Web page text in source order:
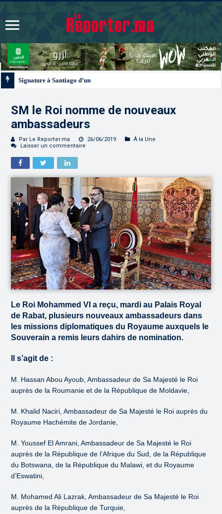
SM le Roi nomme de nouveaux
ambassadeurs
Par Le Reporter.ma 26/06/2019
À la Une
Laisser un commentaire
Le Roi Mohammed VI a reçu, mardi au Palais Royal
de Rabat, plusieurs nouveaux ambassadeurs dans
les missions diplomatiques du Royaume auxquels le
Souverain a remis leurs dahirs de nomination.
Il s’agit de :
M. Hassan Abou Ayoub, Ambassadeur de Sa Majesté le Roi
auprès de la Roumanie et de la République de Moldavie,
M. Khalid Naciri, Ambassadeur de Sa Majesté le Roi auprès du
Royaume Hachémite de Jordanie,
M. Youssef El Amrani, Ambassadeur de Sa Majesté le Roi
auprès de la République de l’Afrique du Sud, de la République
du Botswana, de la République du Malawi, et du Royaume
d’Eswatini,
M. Mohamed Ali Lazrak, Ambassadeur de Sa Majesté le Roi
auprès de la République de Turquie,